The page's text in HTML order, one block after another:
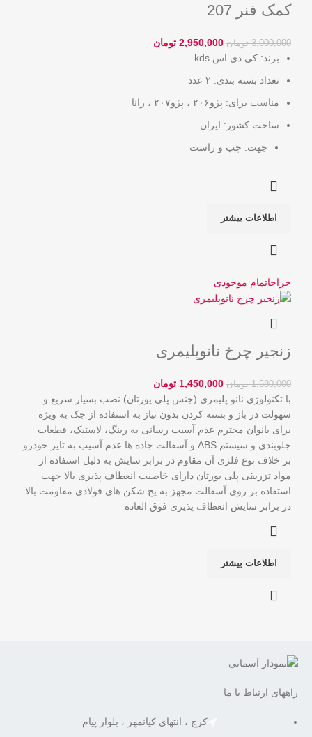
کمک فنر 207
3,000,000 تومان 2,950,000 تومان
برند: کی دی اس kds
تعداد بسته بندی: ۲ عدد
مناسب برای: پژو۲۰۶ ، پژو۲۰۷ ، رانا
ساخت کشور: ایران
جهت: چپ و راست
اطلاعات بیشتر
حراجاتمام موجودی
زنجیر چرخ نانوپلیمری
1,580,000 تومان 1,450,000 تومان
با تکنولوژی نانو پلیمری (جنس پلی یورتان) نصب بسیار سریع و
سهولت در باز و بسته کردن بدون نياز به استفاده از جک به ویژه
برای بانوان محترم عدم آسیب رسانی به رینگ، لاستيک، قطعات
جلوبندی و سیستم ABS و آسفالت جاده ها عدم آسیب به تایر خودرو
بر خلاف نوع فلزی آن مقاوم در برابر سایش به دلیل استفاده از
مواد تزریقی پلی یورتان دارای خاصیت انعطاف پذیری بالا جهت
استفاده بر روی آسفالت مجهز به یخ شکن های فولادی مقاومت بالا
در برابر سایش انعطاف پذیری فوق العاده
اطلاعات بیشتر
راههای ارتباط با ما
کرج ، انتهای کیانمهر ، بلوار پیام